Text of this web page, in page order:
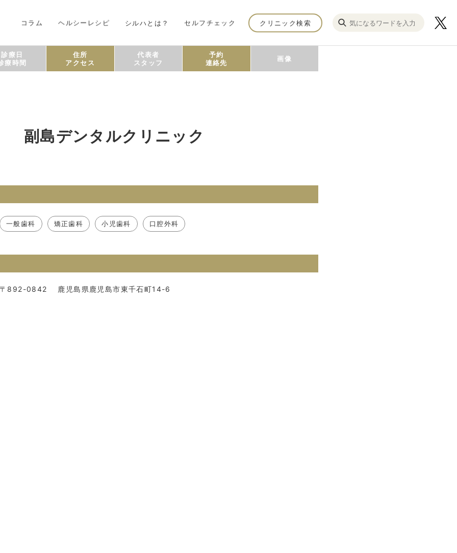
コラム ヘルシーレシピ シルハとは？ セルフチェック クリニック検索
診療日
療時間
住所
アクセス
代表者
スタッフ
予約
連絡先
画像
副島デンタルクリニック
一般歯科 矯正歯科 小児歯科 口腔外科
〒892-0842 鹿児島県鹿児島市東千石町14-6